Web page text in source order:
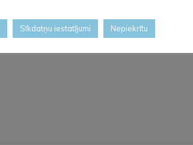
Sīkdatņu iestatījumi Nepiekrītu